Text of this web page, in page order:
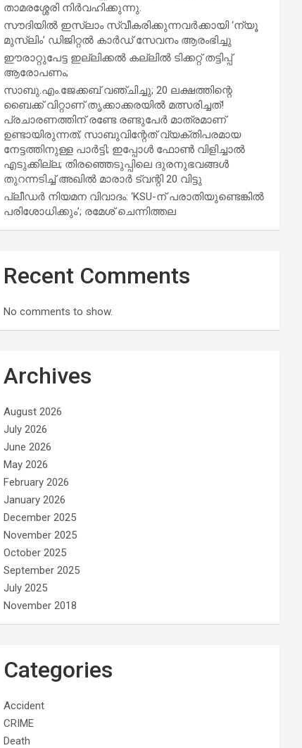
താമരശ്ശേരി നിർവഹിക്കുന്നു.
സൗദിയില്‍ ഇസ്‌ലാം സ്വീകരിക്കുന്നവര്‍ക്കായി ‘ന്യൂ
മുസ്ലിം’ ഡിജിറ്റല്‍ കാര്‍ഡ് സേവനം ആരംഭിച്ചു
ഈരാറ്റുപേട്ട ഇല്ലിക്കൽ കല്ലിൽ ടിക്കറ്റ് തട്ടിപ്പ്
ആരോപണം;
സാബു.എം.ജേക്കബ് വഞ്ചിച്ചു; 20 ലക്ഷത്തിന്റെ
ബൈക്ക് വിറ്റാണ് തൃക്കാക്കരയില്‍ മത്സരിച്ചത്!
പ്രചാരണത്തിന് രണ്ടേ രണ്ടുപേര്‍ മാത്രമാണ്
ഉണ്ടായിരുന്നത്; സാബുവിന്റേത് വ്യക്തിപരമായ
നേട്ടത്തിനുള്ള പാര്‍ട്ടി; ഇപ്പോള്‍ ഫോണ്‍ വിളിച്ചാല്‍
എടുക്കില്ല; തിരഞ്ഞെടുപ്പിലെ ദുരനുഭവങ്ങള്‍
തുറന്നടിച്ച് അഖില്‍ മാരാര്‍ ട്വന്റി 20 വിട്ടു
പ്ലീഡർ നിയമന വിവാദം: ‘KSU-ന് പരാതിയുണ്ടെങ്കിൽ
പരിശോധിക്കും’; രമേശ് ചെന്നിത്തല
Recent Comments
No comments to show.
Archives
August 2026
July 2026
June 2026
May 2026
February 2026
January 2026
December 2025
November 2025
October 2025
September 2025
July 2025
November 2018
Categories
Accident
CRIME
Death